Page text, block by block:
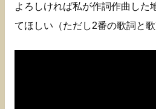
よろしければ私が作詞作曲した
てほしい（ただし2番の歌詞と歌